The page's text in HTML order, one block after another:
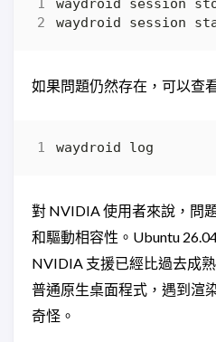
如果問題仍然存在，可以查
對 NVIDIA 使用者來說，問
和驅動相容性。Ubuntu
NVIDIA 支援已經比過去成
普通原生桌面程式，遇到渲
奇怪。